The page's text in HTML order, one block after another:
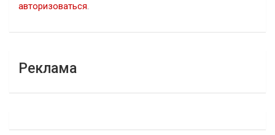
авторизоваться.
Реклама